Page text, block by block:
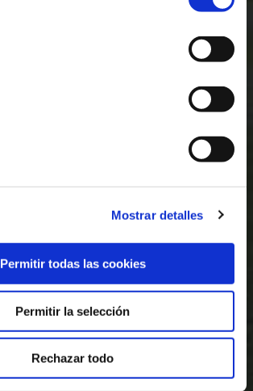
Mostrar detalles
Permitir todas las cookies
Permitir la selección
Rechazar todo